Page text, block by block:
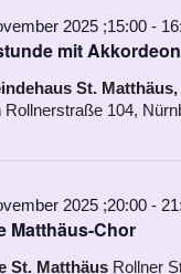
mit
2025 ;15:00 -
St.
Rollnerstraße 104,
Matthäus-Chor
2025 ;20:00 -
St. Matthäus Rollner